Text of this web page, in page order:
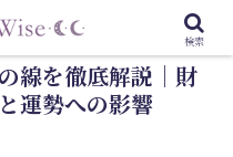
線を徹底解説｜財
運勢への影響
検索